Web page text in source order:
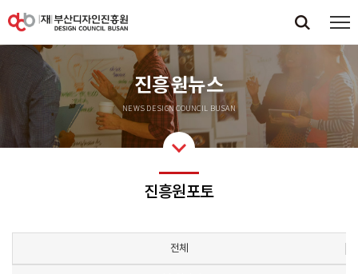
진흥원뉴스
NEWS DESIGN COUNCIL BUSAN
진흥원포토
전체